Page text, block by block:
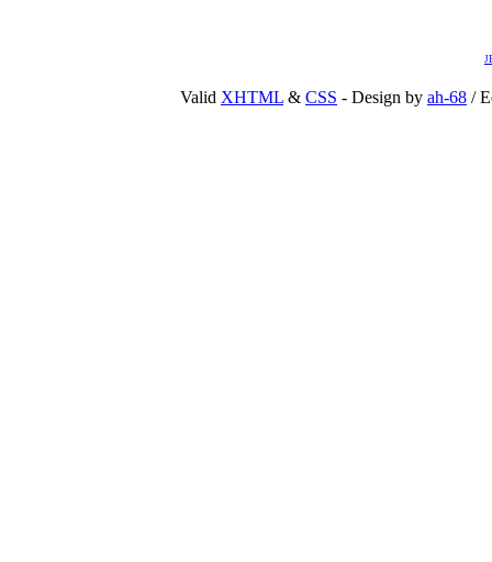
Valid XHTML & CSS - Design by ah-68 /